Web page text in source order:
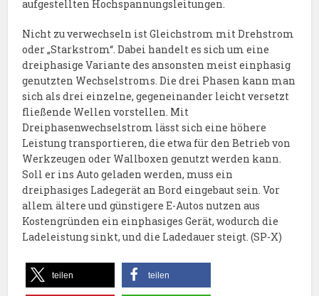
aufgestellten Hochspannungsleitungen.
Nicht zu verwechseln ist Gleichstrom mit Drehstrom
oder „Starkstrom“. Dabei handelt es sich um eine
dreiphasige Variante des ansonsten meist einphasig
genutzten Wechselstroms. Die drei Phasen kann man
sich als drei einzelne, gegeneinander leicht versetzt
fließende Wellen vorstellen. Mit
Dreiphasenwechselstrom lässt sich eine höhere
Leistung transportieren, die etwa für den Betrieb von
Werkzeugen oder Wallboxen genutzt werden kann.
Soll er ins Auto geladen werden, muss ein
dreiphasiges Ladegerät an Bord eingebaut sein. Vor
allem ältere und günstigere E-Autos nutzen aus
Kostengründen ein einphasiges Gerät, wodurch die
Ladeleistung sinkt, und die Ladedauer steigt. (SP-X)
teilen teilen